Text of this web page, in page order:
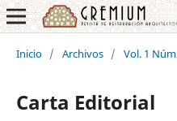
Inicio / Archivos / Vol. 1
Carta Editorial